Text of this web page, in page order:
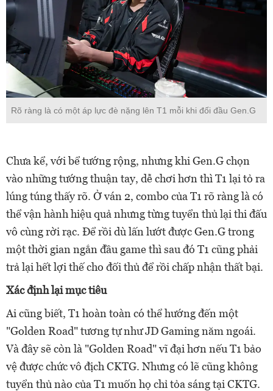
Rõ ràng là có một áp lực đè nặng lên T1 mỗi khi đối đầu Gen.G
Chưa kể, với bể tướng rộng, nhưng khi Gen.G chọn
vào những tướng thuận tay, dễ chơi hơn thì T1 lại tỏ ra
lúng túng thấy rõ. Ở ván 2, combo của T1 rõ ràng là có
thể vận hành hiệu quả nhưng từng tuyển thủ lại thi đấu
vô cùng rời rạc. Để rồi dù lấn lướt được Gen.G trong
một thời gian ngắn đầu game thì sau đó T1 cũng phải
trả lại hết lợi thế cho đối thủ để rồi chấp nhận thất bại.
Xác định lại mục tiêu
Ai cũng biết, T1 hoàn toàn có thể hướng đến một
"Golden Road" tương tự như JD Gaming năm ngoái.
Và đây sẽ còn là "Golden Road" vĩ đại hơn nếu T1 bảo
vệ được chức vô địch CKTG. Nhưng có lẽ cũng không
tuyển thủ nào của T1 muốn họ chỉ tỏa sáng tại CKTG.